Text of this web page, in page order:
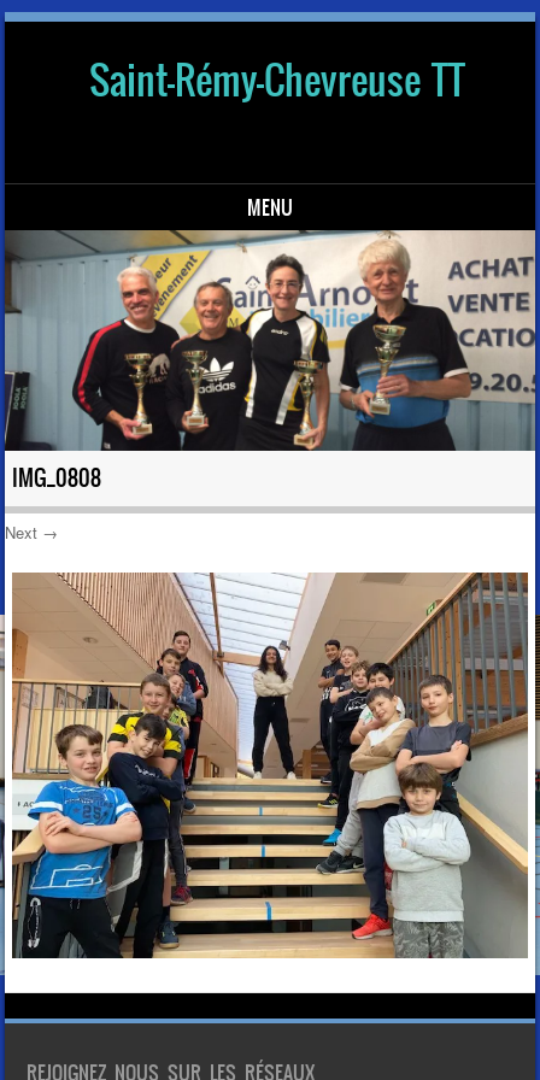
Saint-Rémy-Chevreuse TT
MENU
Skip to content
IMG_0808
Next →
REJOIGNEZ NOUS SUR LES RÉSEAUX